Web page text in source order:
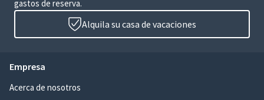
gastos de reserva.
Alquila su casa de vacaciones
Empresa
Acerca de nosotros